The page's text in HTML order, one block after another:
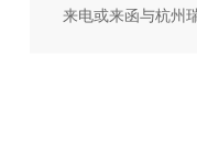
来电或来函与杭州